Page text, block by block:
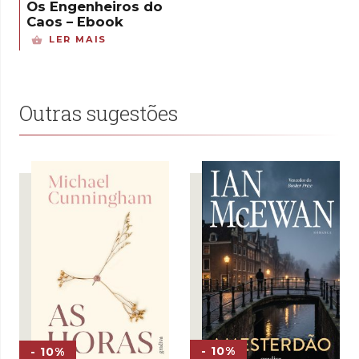
Os Engenheiros do
Caos – Ebook
LER MAIS
Outras sugestões
- 10% - 10%